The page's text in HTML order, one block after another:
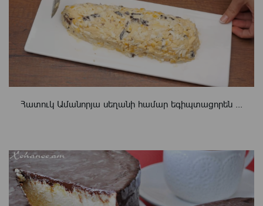
Հատուկ Ամանորյա սեղանի համար եգիպտացորեն ...